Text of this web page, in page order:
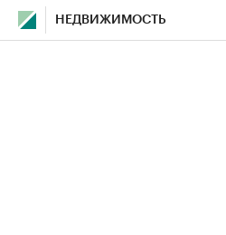
НЕДВИЖИМОСТЬ